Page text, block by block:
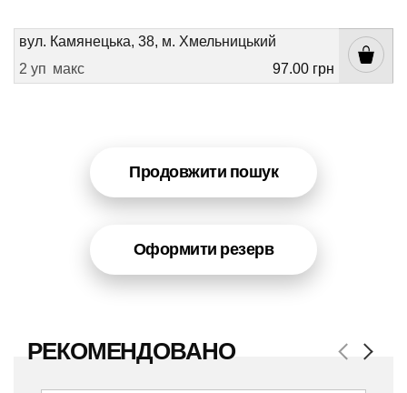
вул. Камянецька, 38, м. Хмельницький
2 уп макс 97.00 грн
Продовжити пошук
Оформити резерв
РЕКОМЕНДОВАНО Previous
Next